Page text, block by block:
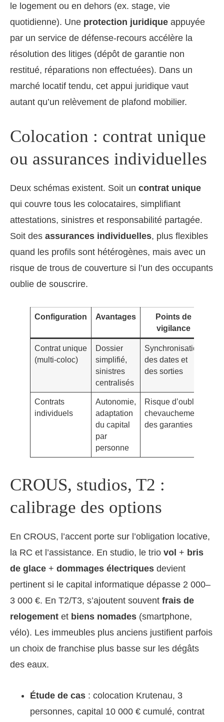
le logement ou en dehors (ex. stage, vie
quotidienne). Une protection juridique appuyée
par un service de défense-recours accélère la
résolution des litiges (dépôt de garantie non
restitué, réparations non effectuées). Dans un
marché locatif tendu, cet appui juridique vaut
autant qu’un relèvement de plafond mobilier.
Colocation : contrat unique
ou assurances individuelles
Deux schémas existent. Soit un contrat unique
qui couvre tous les colocataires, simplifiant
attestations, sinistres et responsabilité partagée.
Soit des assurances individuelles, plus flexibles
quand les profils sont hétérogènes, mais avec un
risque de trous de couverture si l’un des occupants
oublie de souscrire.
Configuration Avantages
Points de
vigilance
Contrat unique
(multi-coloc)
Dossier
simplifié,
sinistres
centralisés
Synchronisation
des dates et
des sorties
Contrats
individuels
Autonomie,
adaptation
du capital
par
personne
Risque d’oubli,
chevauchement
des garanties
CROUS, studios, T2 :
calibrage des options
En CROUS, l’accent porte sur l’obligation locative,
la RC et l’assistance. En studio, le trio vol + bris
de glace + dommages électriques devient
pertinent si le capital informatique dépasse 2 000–
3 000 €. En T2/T3, s’ajoutent souvent frais de
relogement et biens nomades (smartphone,
vélo). Les immeubles plus anciens justifient parfois
un choix de franchise plus basse sur les dégâts
des eaux.
Étude de cas : colocation Krutenau, 3
personnes, capital 10 000 € cumulé, contrat